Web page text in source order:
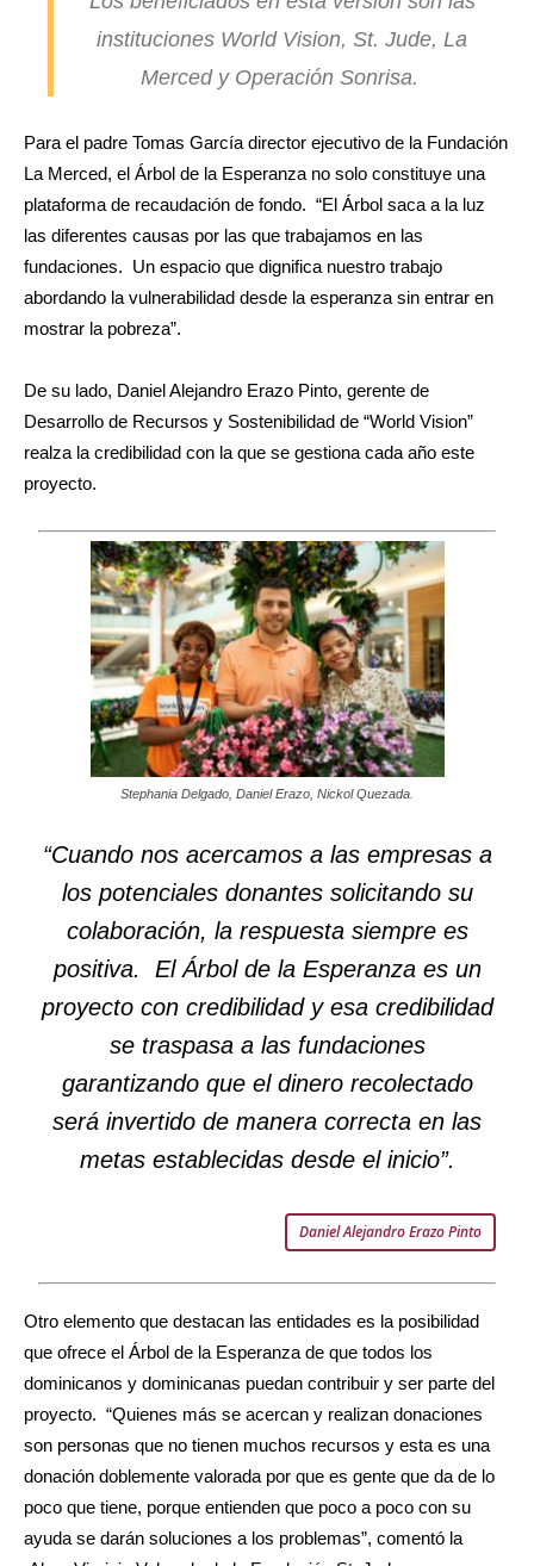
instituciones World Vision, St. Jude, La
Merced y Operación Sonrisa.
Para el padre Tomas García director ejecutivo de la Fundación
La Merced, el Árbol de la Esperanza no solo constituye una
plataforma de recaudación de fondo. “El Árbol saca a la luz
las diferentes causas por las que trabajamos en las
fundaciones. Un espacio que dignifica nuestro trabajo
abordando la vulnerabilidad desde la esperanza sin entrar en
mostrar la pobreza”.
De su lado, Daniel Alejandro Erazo Pinto, gerente de
Desarrollo de Recursos y Sostenibilidad de “World Vision”
realza la credibilidad con la que se gestiona cada año este
proyecto.
Stephania Delgado, Daniel Erazo, Nickol Quezada.
“Cuando nos acercamos a las empresas a
los potenciales donantes solicitando su
colaboración, la respuesta siempre es
positiva. El Árbol de la Esperanza es un
proyecto con credibilidad y esa credibilidad
se traspasa a las fundaciones
garantizando que el dinero recolectado
será invertido de manera correcta en las
metas establecidas desde el inicio”.
Daniel Alejandro Erazo Pinto
Otro elemento que destacan las entidades es la posibilidad
que ofrece el Árbol de la Esperanza de que todos los
dominicanos y dominicanas puedan contribuir y ser parte del
proyecto. “Quienes más se acercan y realizan donaciones
son personas que no tienen muchos recursos y esta es una
donación doblemente valorada por que es gente que da de lo
poco que tiene, porque entienden que poco a poco con su
ayuda se darán soluciones a los problemas”, comentó la